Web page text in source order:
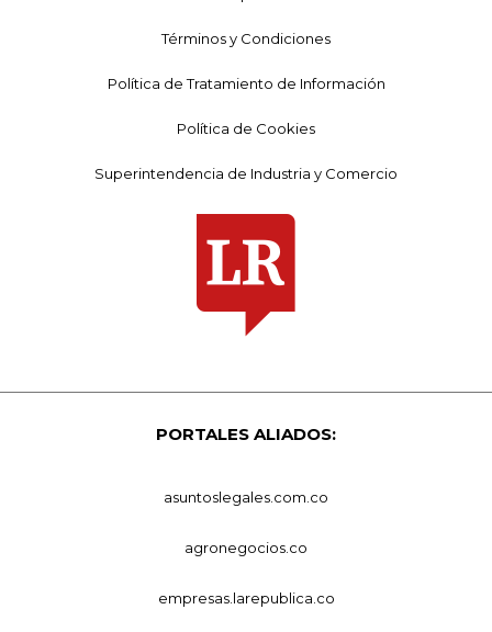
Términos y Condiciones
Política de Tratamiento de Información
Política de Cookies
Superintendencia de Industria y Comercio
PORTALES ALIADOS:
asuntoslegales.com.co
agronegocios.co
empresas.larepublica.co